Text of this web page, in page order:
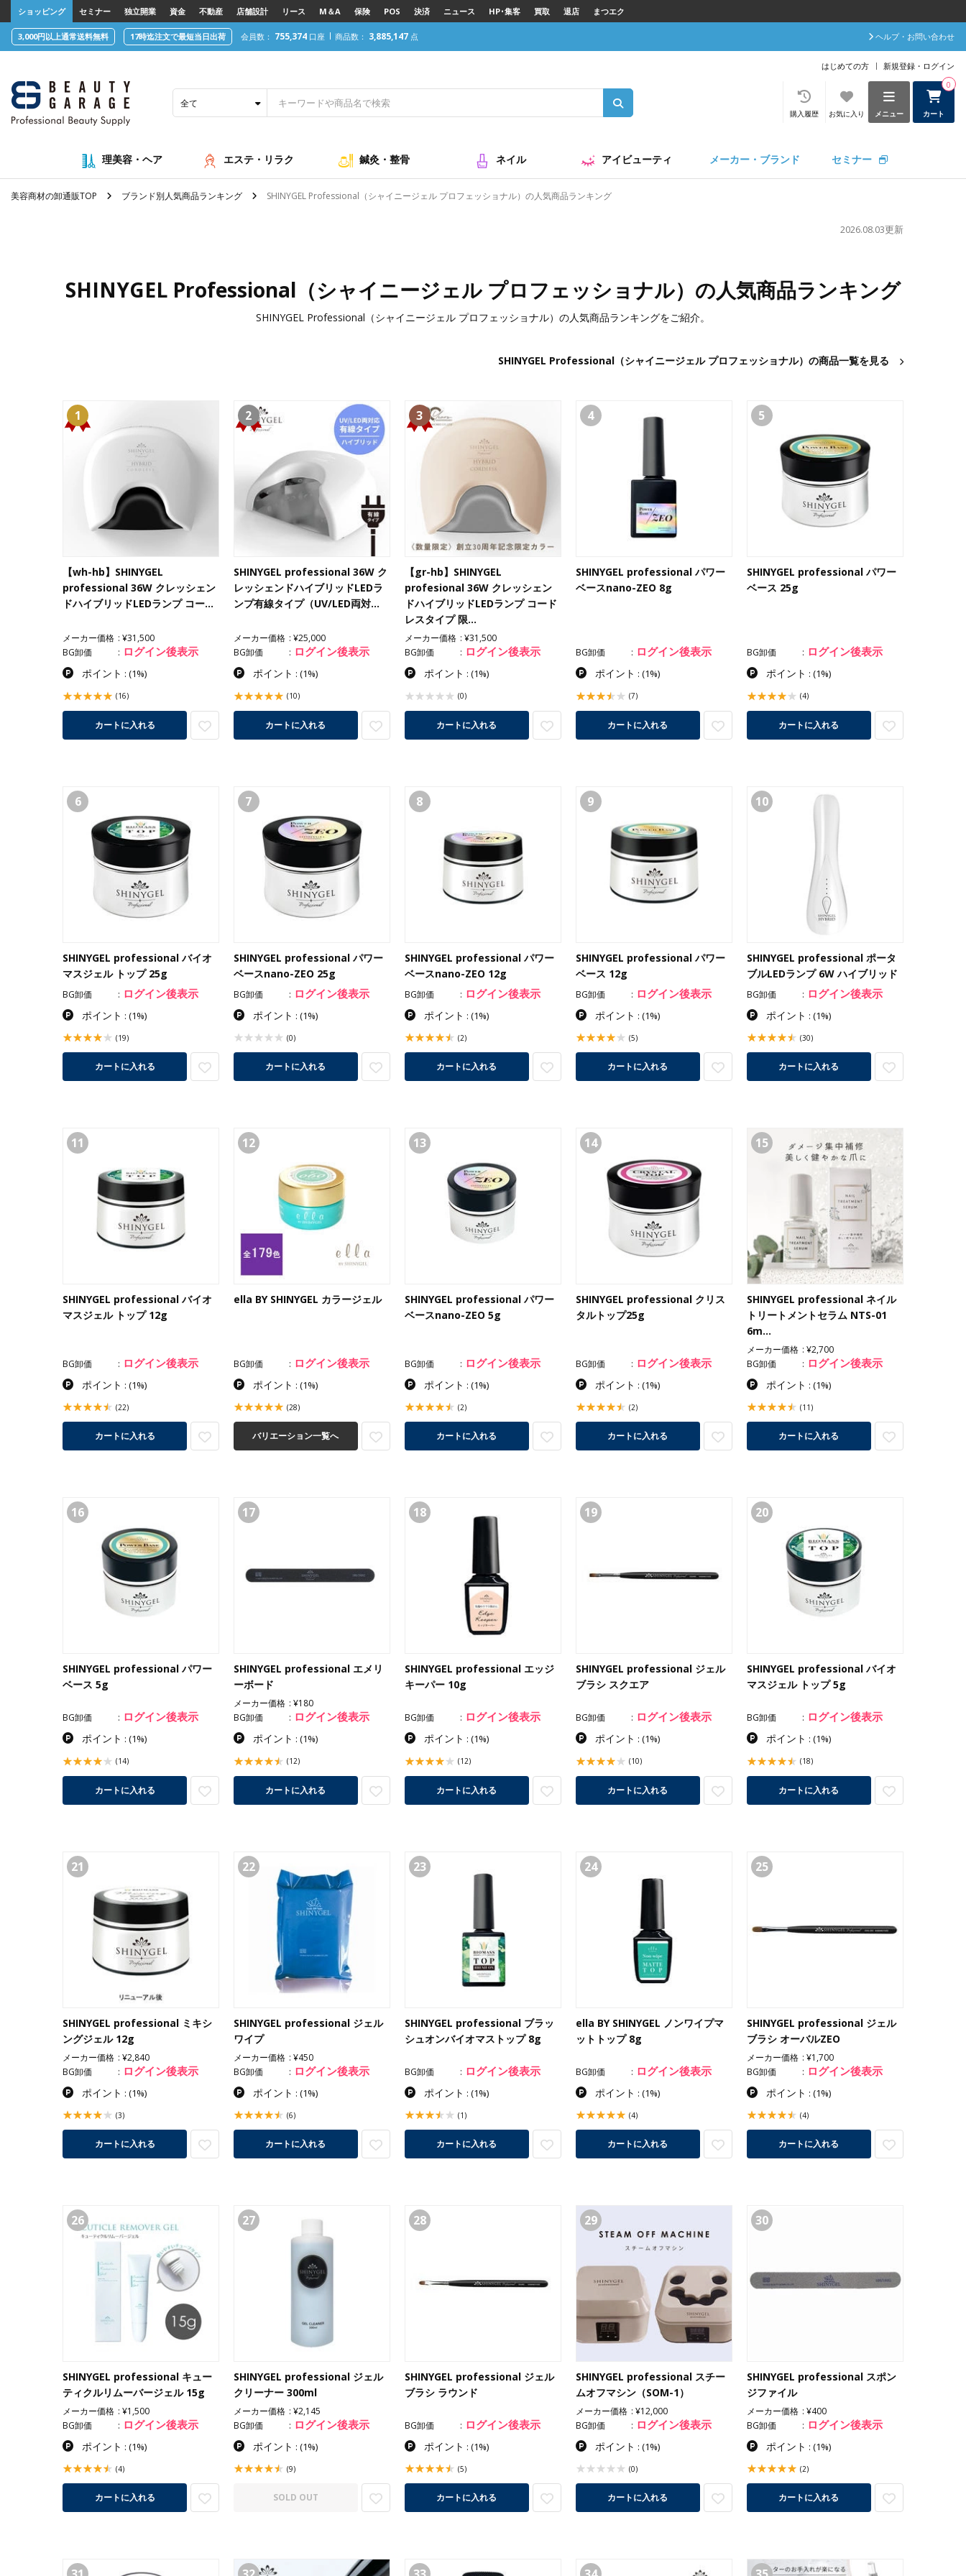
text.skipToContent
text.skipToNavigation
ショッピング セミナー 独立開業 資金 不動産 店舗設計 リース M＆A 保険 POS 決済 ニュース HP･集客 買取 退店 まつエク
3,000円以上通常送料無料 17時迄注文で最短当日出荷 会員数： 755,374 口座 商品数： 3,885,147 点 ヘルプ・お問い合わせ
はじめての方 新規登録・ログイン
カート
0
メニュー
お気に入り
購入履歴
全て
理美容・ヘア エステ・リラク 鍼灸・整骨 ネイル アイビューティ メーカー・ブランド セミナー
美容商材の卸通販TOP ブランド別人気商品ランキング SHINYGEL Professional（シャイニージェル プロフェッショナル）の人気商品ランキング
2026.08.03更新
SHINYGEL Professional（シャイニージェル プロフェッショナル）の人気商品ランキング
SHINYGEL Professional（シャイニージェル プロフェッショナル）の人気商品ランキングをご紹介。
SHINYGEL Professional（シャイニージェル プロフェッショナル）の商品一覧を見る
1
【wh-hb】SHINYGEL
professional 36W クレッシェン
ドハイブリッドLEDランプ コー…
メーカー価格
¥31,500
BG卸価
ログイン後表示
ポイント : (1%)
(16)
カートに入れる
2
SHINYGEL professional 36W ク
レッシェンドハイブリッドLEDラ
ンプ有線タイプ（UV/LED両対…
メーカー価格
¥25,000
BG卸価
ログイン後表示
ポイント : (1%)
(10)
カートに入れる
3
【gr-hb】SHINYGEL
profesional 36W クレッシェン
ドハイブリッドLEDランプ コード
レスタイプ 限…
メーカー価格
¥31,500
BG卸価
ログイン後表示
ポイント : (1%)
(0)
カートに入れる
4
SHINYGEL professional パワー
ベースnano-ZEO 8g
BG卸価 ログイン後表示
ポイント : (1%)
(7)
カートに入れる
5
SHINYGEL professional パワー
ベース 25g
BG卸価 ログイン後表示
ポイント : (1%)
(4)
カートに入れる
6
SHINYGEL professional バイオ
マスジェル トップ 25g
BG卸価 ログイン後表示
ポイント : (1%)
(19)
カートに入れる
7
SHINYGEL professional パワー
ベースnano-ZEO 25g
BG卸価 ログイン後表示
ポイント : (1%)
(0)
カートに入れる
8
SHINYGEL professional パワー
ベースnano-ZEO 12g
BG卸価 ログイン後表示
ポイント : (1%)
(2)
カートに入れる
9
SHINYGEL professional パワー
ベース 12g
BG卸価 ログイン後表示
ポイント : (1%)
(5)
カートに入れる
10
SHINYGEL professional ポータ
ブルLEDランプ 6W ハイブリッド
BG卸価 ログイン後表示
ポイント : (1%)
(30)
カートに入れる
11
SHINYGEL professional バイオ
マスジェル トップ 12g
BG卸価 ログイン後表示
ポイント : (1%)
(22)
カートに入れる
12
ella BY SHINYGEL カラージェル
BG卸価 ログイン後表示
ポイント : (1%)
(28)
バリエーション一覧へ
13
SHINYGEL professional パワー
ベースnano-ZEO 5g
BG卸価 ログイン後表示
ポイント : (1%)
(2)
カートに入れる
14
SHINYGEL professional クリス
タルトップ25g
BG卸価 ログイン後表示
ポイント : (1%)
(2)
カートに入れる
15
SHINYGEL professional ネイル
トリートメントセラム NTS-01
6m…
メーカー価格
¥2,700
BG卸価
ログイン後表示
ポイント : (1%)
(11)
カートに入れる
16
SHINYGEL professional パワー
ベース 5g
BG卸価 ログイン後表示
ポイント : (1%)
(14)
カートに入れる
17
SHINYGEL professional エメリ
ーボード
メーカー価格
¥180
BG卸価
ログイン後表示
ポイント : (1%)
(12)
カートに入れる
18
SHINYGEL professional エッジ
キーパー 10g
BG卸価 ログイン後表示
ポイント : (1%)
(12)
カートに入れる
19
SHINYGEL professional ジェル
ブラシ スクエア
BG卸価 ログイン後表示
ポイント : (1%)
(10)
カートに入れる
20
SHINYGEL professional バイオ
マスジェル トップ 5g
BG卸価 ログイン後表示
ポイント : (1%)
(18)
カートに入れる
21
SHINYGEL professional ミキシ
ングジェル 12g
メーカー価格
¥2,840
BG卸価
ログイン後表示
ポイント : (1%)
(3)
カートに入れる
22
SHINYGEL professional ジェル
ワイプ
メーカー価格
¥450
BG卸価
ログイン後表示
ポイント : (1%)
(6)
カートに入れる
23
SHINYGEL professional ブラッ
シュオンバイオマストップ 8g
BG卸価 ログイン後表示
ポイント : (1%)
(1)
カートに入れる
24
ella BY SHINYGEL ノンワイプマ
ットトップ 8g
BG卸価 ログイン後表示
ポイント : (1%)
(4)
カートに入れる
25
SHINYGEL professional ジェル
ブラシ オーバルZEO
メーカー価格
¥1,700
BG卸価
ログイン後表示
ポイント : (1%)
(4)
カートに入れる
26
SHINYGEL professional キュー
ティクルリムーバージェル 15g
メーカー価格
¥1,500
BG卸価
ログイン後表示
ポイント : (1%)
(4)
カートに入れる
27
SHINYGEL professional ジェル
クリーナー 300ml
メーカー価格
¥2,145
BG卸価
ログイン後表示
ポイント : (1%)
(9)
SOLD OUT
28
SHINYGEL professional ジェル
ブラシ ラウンド
BG卸価 ログイン後表示
ポイント : (1%)
(5)
カートに入れる
29
SHINYGEL professional スチー
ムオフマシン（SOM-1）
メーカー価格
¥12,000
BG卸価
ログイン後表示
ポイント : (1%)
(0)
カートに入れる
30
SHINYGEL professional スポン
ジファイル
メーカー価格
¥400
BG卸価
ログイン後表示
ポイント : (1%)
(2)
カートに入れる